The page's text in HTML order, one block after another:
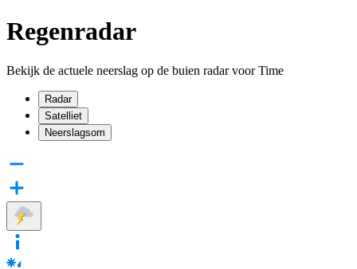
Regenradar
Bekijk de actuele neerslag op de buien radar voor Time
Radar
Satelliet
Neerslagsom